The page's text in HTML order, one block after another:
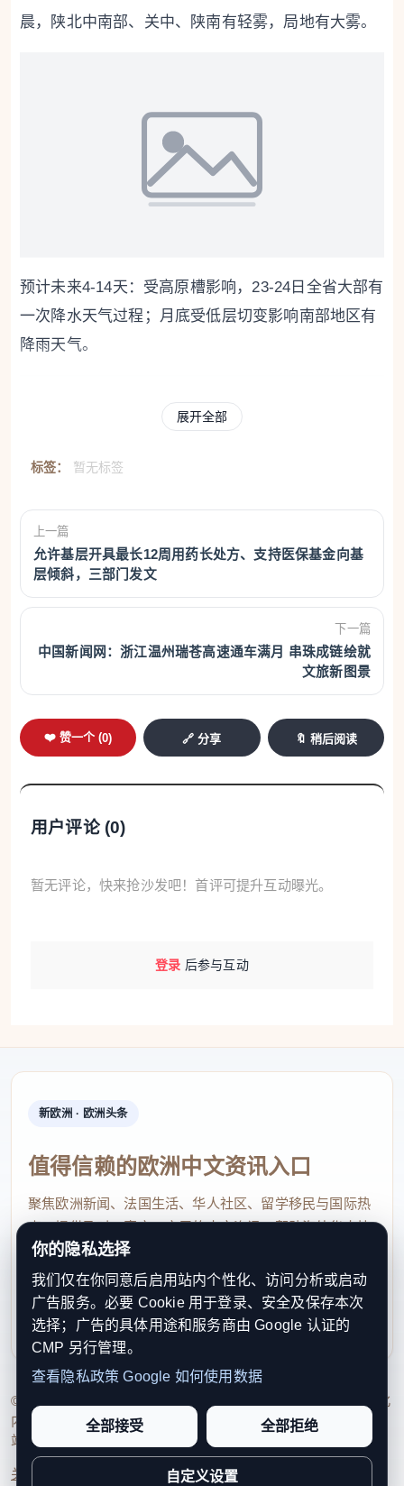
晨，陕北中南部、关中、陕南有轻雾，局地有大雾。
预计未来4-14天：受高原槽影响，23-24日全省大部有
一次降水天气过程；月底受低层切变影响南部地区有
降雨天气。
西安早间天气预报
今天白天：小到中雨，南部山区有雨夹雪或小到中
今天晚上：阴天。
最低气温：城区4℃，其他区县2℃～4℃。
2026年3月17日陕西省高速公路实时路况
除以下路段外
展开全部
标签： 暂无标签
上一篇
允许基层开具最长12周用药长处方、支持医保基金向基
层倾斜，三部门发文
下一篇
中国新闻网：浙江温州瑞苍高速通车满月 串珠成链绘就
文旅新图景
❤️ 赞一个 (0) 🔗 分享 🔖 稍后阅读
用户评论 (0)
暂无评论，快来抢沙发吧！首评可提升互动曝光。
登录 后参与互动
新欧洲 · 欧洲头条
值得信赖的欧洲中文资讯入口
聚焦欧洲新闻、法国生活、华人社区、留学移民与国际热
点，提供及时、真实、实用的中文资讯，帮助海外华人快
速了解欧洲动态。
contact@xinouzhou.com
服务支持、版权与合作：工作日优先处理站务、投稿与权
利通知
© 2026 新欧洲·欧洲头条. All Rights Reserved. 本网站持续优化
内容透明度、联系方式与用户权利说明，以提升品牌信任感和
站点完整度。
关于我们 编辑规范日期归档隐私政策
你的隐私选择
我们仅在你同意后启用站内个性化、访问分析或启动
广告服务。必要 Cookie 用于登录、安全及保存本次
选择；广告的具体用途和服务商由 Google 认证的
CMP 另行管理。
查看隐私政策 Google 如何使用数据
全部接受 全部拒绝
自定义设置